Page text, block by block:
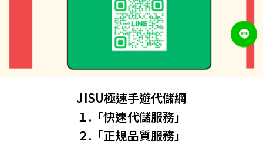
JISU極速手遊代儲網
１.「快速代儲服務」
２.「正規品質服務」